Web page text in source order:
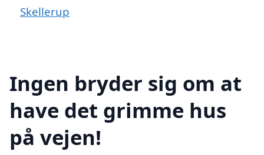
Skellerup
Ingen bryder sig om at
have det grimme hus
på vejen!